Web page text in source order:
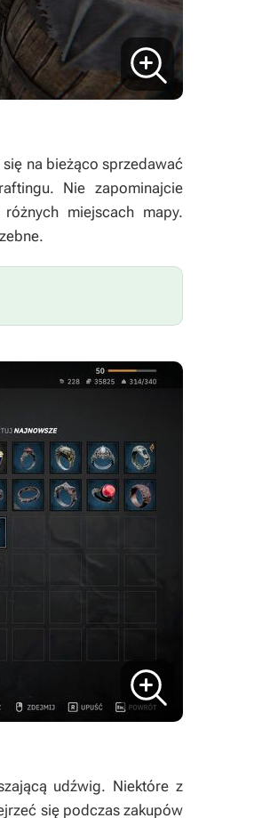
się na bieżąco sprzedawać
Nie zapominajcie
miejscach mapy.
udźwig. Niektóre z
się podczas zakupów